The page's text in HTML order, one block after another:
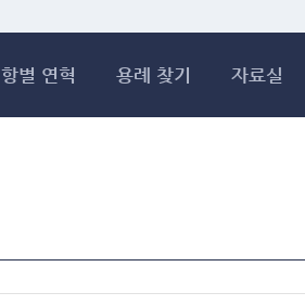
항별 연혁 용례 찾기 자료실